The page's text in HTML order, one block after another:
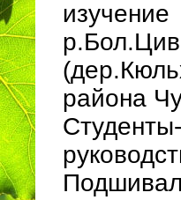
района